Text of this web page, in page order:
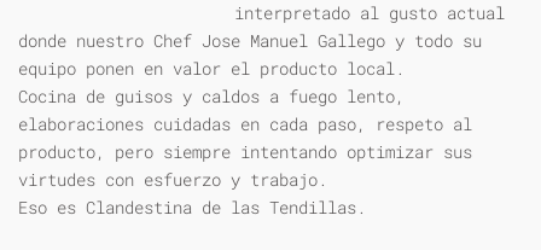
interpretado al gusto actual
donde nuestro Chef Jose Manuel Gallego y todo su
equipo ponen en valor el producto local.
Cocina de guisos y caldos a fuego lento,
elaboraciones cuidadas en cada paso, respeto al
producto, pero siempre intentando optimizar sus
virtudes con esfuerzo y trabajo.
Eso es Clandestina de las Tendillas.